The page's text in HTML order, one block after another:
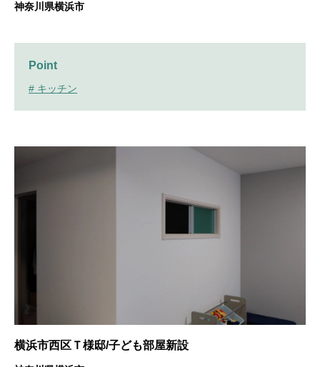
神奈川県横浜市
Point
# キッチン
横浜市西区Ｔ様邸/子ども部屋新設